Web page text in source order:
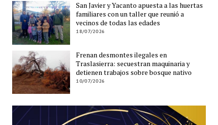
San Javier y Yacanto apuesta a las huertas
familiares con un taller que reunió a
vecinos de todas las edades
18/07/2026
Frenan desmontes ilegales en
Traslasierra: secuestran maquinaria y
detienen trabajos sobre bosque nativo
10/07/2026